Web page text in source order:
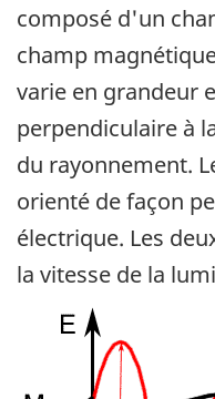
composé d'un
champ
varie en grandeur
perpendiculaire à
du rayonnement.
orienté de façon
électrique. Les
la vitesse de la